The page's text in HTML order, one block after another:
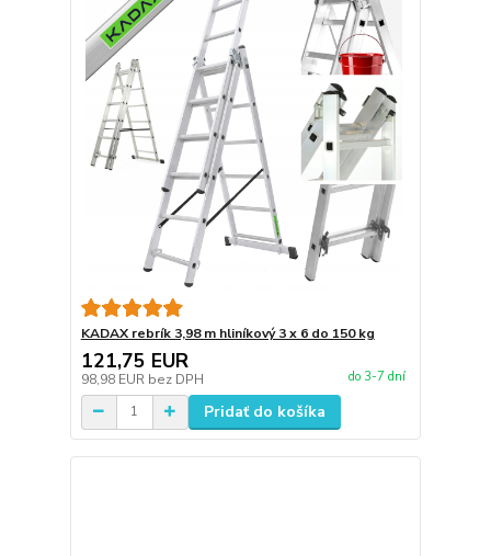
KADAX rebrík 3,98 m hliníkový 3 x 6 do 150 kg
121,75 EUR
98,98 EUR bez DPH do 3-7 dní
Pridať do košíka